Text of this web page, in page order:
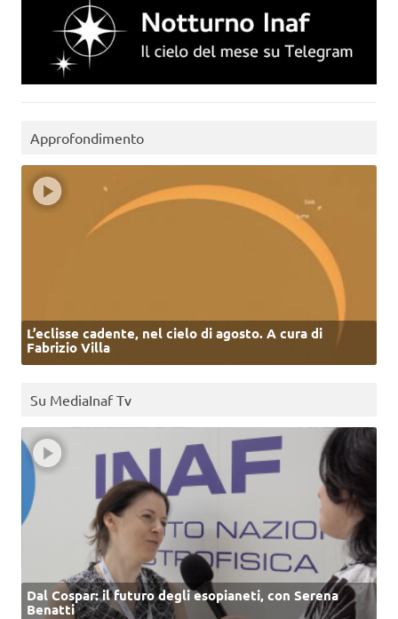
Approfondimento
L’eclisse cadente, nel cielo di agosto. A cura di
Fabrizio Villa
Su MediaInaf Tv
Dal Cospar: il futuro degli esopianeti, con Serena
Benatti